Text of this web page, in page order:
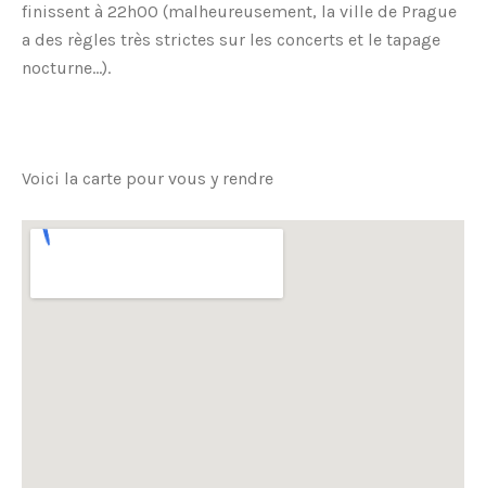
finissent à 22h00 (malheureusement, la ville de Prague
a des règles très strictes sur les concerts et le tapage
nocturne…).
Voici la carte pour vous y rendre